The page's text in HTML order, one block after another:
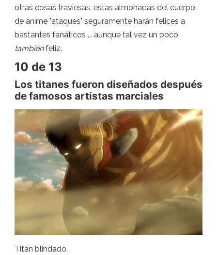
otras cosas traviesas, estas almohadas del cuerpo
de anime "ataques" seguramente harán felices a
bastantes fanáticos ... aunque tal vez un poco
tambiénfeliz.
10 de 13
Los titanes fueron diseñados después
de famosos artistas marciales
Titán blindado.